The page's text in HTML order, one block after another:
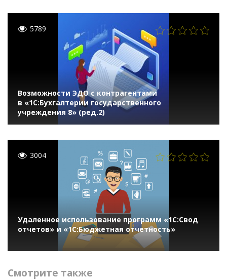
5789
Возможности ЭДО с контрагентами
в «1С:Бухгалтерии государственного
учреждения 8» (ред.2)
3004
Удаленное использование программ «1С:Свод
отчетов» и «1С:Бюджетная отчетность»
Смотрите также